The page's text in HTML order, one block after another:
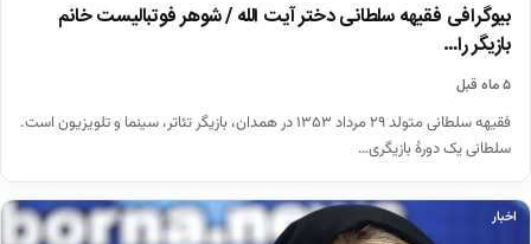
بیوگرافی فقیهه سلطانی دختر آیت الله / شوهر فوتبالیست خانم
بازیگر را…
۵ ماه قبل
فقیهه سلطانی متولد ۲۹ مرداد ۱۳۵۳ در همدان، بازیگر تئاتر، سینما و تلویزیون است.
سلطانی یک دورهٔ بازیگری…
اخبار